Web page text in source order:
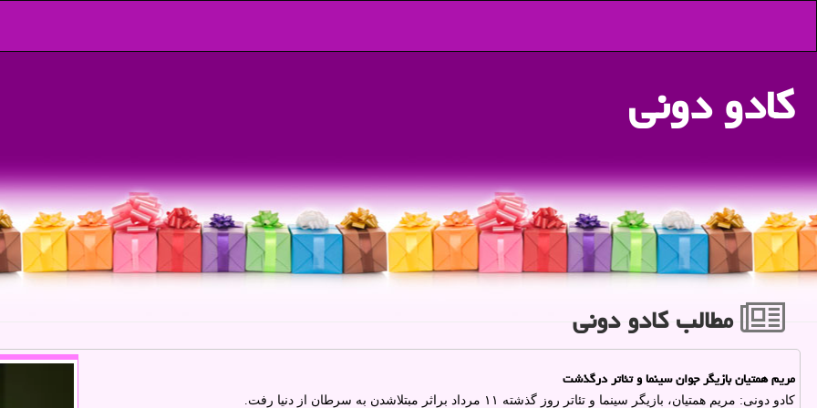
كادو دونی
مطالب كادو دونی
مریم همتیان بازیگر جوان سینما و تئاتر درگذشت
کادو دونی: مریم همتیان، بازیگر سینما و تئاتر روز گذشته ۱۱ مرداد براثر مبتلاشدن به سرطان از دنیا رفت.